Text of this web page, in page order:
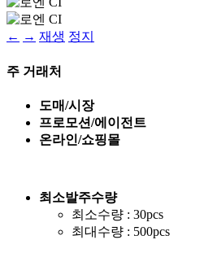
← → 재생 정지
주 거래처
도매/시장
프로모션/에이전트
온라인/쇼핑몰
최소발주수량
최소수량 : 30pcs
최대수량 : 500pcs